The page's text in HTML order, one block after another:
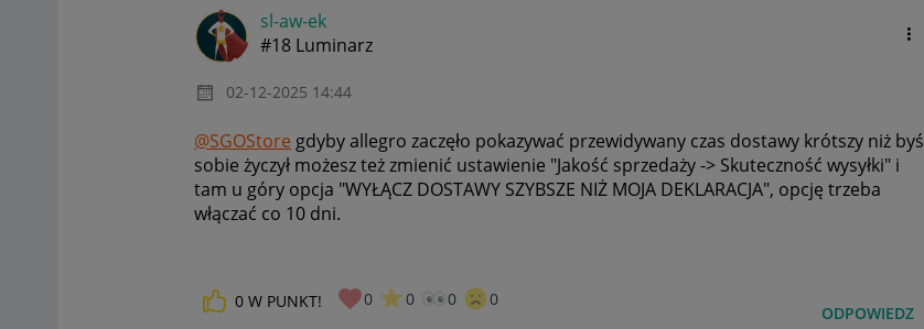
sl-aw-ek
#18 Luminarz
‎02-12-2025 14:44
@SGOStore gdyby allegro zaczęło pokazywać przewidywany czas dostawy krótszy niż byś
sobie życzył możesz też zmienić ustawienie "Jakość sprzedaży -> Skuteczność wysyłki" i
tam u góry opcja "WYŁĄCZ DOSTAWY SZYBSZE NIŻ MOJA DEKLARACJA", opcję trzeba
włączać co 10 dni.
0 W PUNKT! 0 0 0 0
ODPOWIEDZ